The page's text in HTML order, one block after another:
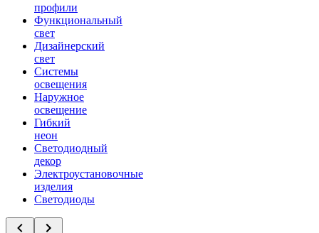
профили
Функциональный
свет
Дизайнерский
свет
Системы
освещения
Наружное
освещение
Гибкий
неон
Светодиодный
декор
Электроустановочные
изделия
Светодиоды